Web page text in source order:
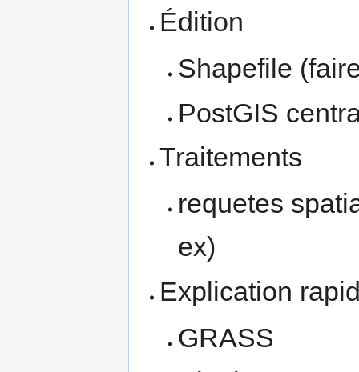
Édition
Shapefile
PostGIS
Traitements
requetes
ex)
Explication
GRASS